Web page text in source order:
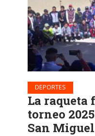
DEPORTES
La raqueta
torneo
San Miguel